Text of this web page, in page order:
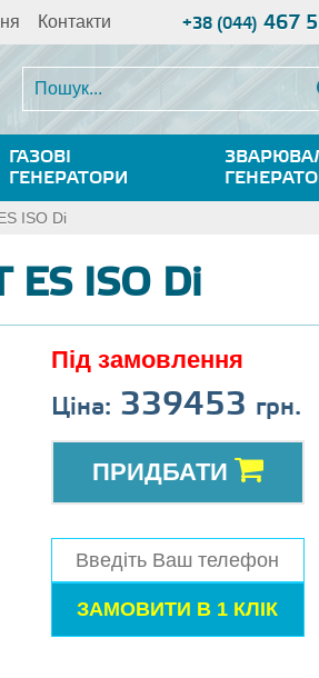
Контакти +38 (044) 467
ГАЗОВІ
ГЕНЕРАТОРИ
ISO Di
ES ISO Di
Під замовлення
Ціна: 339453 грн.
ПРИДБАТИ